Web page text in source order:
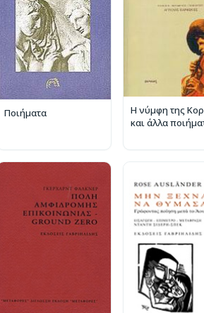
Ποιήματα
Η νύμφη της
και άλλα